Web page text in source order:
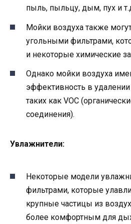
пыль, пыльцу, дым, пух и
Мойки воздуха также
угольными фильтрами,
и некоторые химические
Однако мойки воздуха
эффективность в
таких как VOC
соединения).
Увлажнители:
Некоторые модели
фильтрами, которые
крупные частицы из
более комфортным для